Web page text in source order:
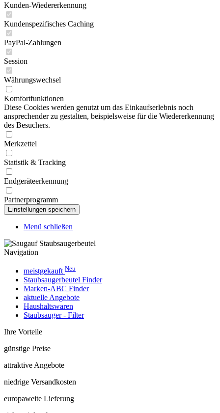
Kunden-Wiedererkennung
Kundenspezifisches Caching
PayPal-Zahlungen
Session
Währungswechsel
Komfortfunktionen
Diese Cookies werden genutzt um das Einkaufserlebnis noch
ansprechender zu gestalten, beispielsweise für die Wiedererkennung
des Besuchers.
Merkzettel
Statistik & Tracking
Endgeräteerkennung
Partnerprogramm
Menü schließen
Navigation
meistgekauft Neu
Staubsaugerbeutel Finder
Marken-ABC Finder
aktuelle Angebote
Haushaltswaren
Staubsauger - Filter
Ihre Vorteile
günstige Preise
attraktive Angebote
niedrige Versandkosten
europaweite Lieferung